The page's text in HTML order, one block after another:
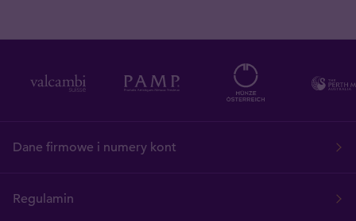
Dane firmowe i numery kont
Regulamin